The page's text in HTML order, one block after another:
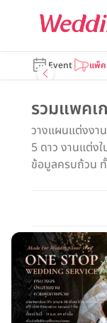
Event แพ็ค
รวมแพคเ
วางแผนแต่งงา
5 ดาว งานแต่ง
ข้อมูลครบถ้วน ทั้